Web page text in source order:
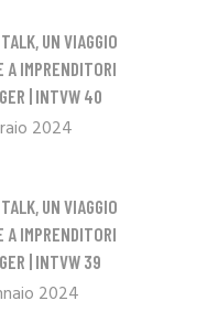
UN VIAGGIO
A IMPRENDITORI
| INTVW 40
2024
UN VIAGGIO
A IMPRENDITORI
| INTVW 39
2024